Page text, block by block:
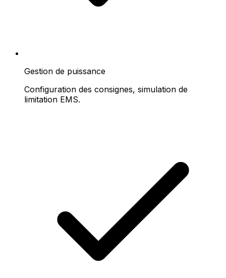
Gestion de puissance
Configuration des consignes, simulation de
limitation EMS.